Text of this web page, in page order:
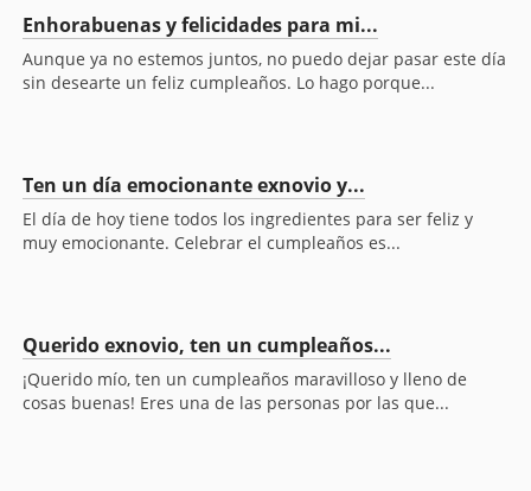
Enhorabuenas y felicidades para mi...
Aunque ya no estemos juntos, no puedo dejar pasar este día
sin desearte un feliz cumpleaños. Lo hago porque...
Ten un día emocionante exnovio y...
El día de hoy tiene todos los ingredientes para ser feliz y
muy emocionante. Celebrar el cumpleaños es...
Querido exnovio, ten un cumpleaños...
¡Querido mío, ten un cumpleaños maravilloso y lleno de
cosas buenas! Eres una de las personas por las que...